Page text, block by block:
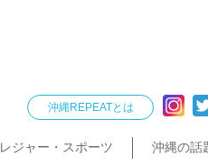
沖縄REPEATとは
レジャー・スポーツ
沖縄の話